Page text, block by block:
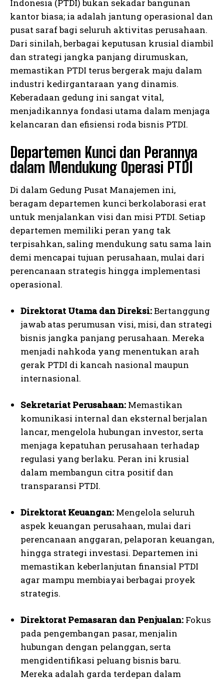
Indonesia (PTDI) bukan sekadar bangunan
kantor biasa; ia adalah jantung operasional dan
pusat saraf bagi seluruh aktivitas perusahaan.
Dari sinilah, berbagai keputusan krusial diambil
dan strategi jangka panjang dirumuskan,
memastikan PTDI terus bergerak maju dalam
industri kedirgantaraan yang dinamis.
Keberadaan gedung ini sangat vital,
menjadikannya fondasi utama dalam menjaga
kelancaran dan efisiensi roda bisnis PTDI.
Departemen Kunci dan Perannya
dalam Mendukung Operasi PTDI
Di dalam Gedung Pusat Manajemen ini,
beragam departemen kunci berkolaborasi erat
untuk menjalankan visi dan misi PTDI. Setiap
departemen memiliki peran yang tak
terpisahkan, saling mendukung satu sama lain
demi mencapai tujuan perusahaan, mulai dari
perencanaan strategis hingga implementasi
operasional.
Direktorat Utama dan Direksi:Bertanggung
jawab atas perumusan visi, misi, dan strategi
bisnis jangka panjang perusahaan. Mereka
menjadi nahkoda yang menentukan arah
gerak PTDI di kancah nasional maupun
internasional.
Sekretariat Perusahaan: Memastikan
komunikasi internal dan eksternal berjalan
lancar, mengelola hubungan investor, serta
menjaga kepatuhan perusahaan terhadap
regulasi yang berlaku. Peran ini krusial
dalam membangun citra positif dan
transparansi PTDI.
Direktorat Keuangan: Mengelola seluruh
aspek keuangan perusahaan, mulai dari
perencanaan anggaran, pelaporan keuangan,
hingga strategi investasi. Departemen ini
memastikan keberlanjutan finansial PTDI
agar mampu membiayai berbagai proyek
strategis.
Direktorat Pemasaran dan Penjualan: Fokus
pada pengembangan pasar, menjalin
hubungan dengan pelanggan, serta
mengidentifikasi peluang bisnis baru.
Mereka adalah garda terdepan dalam